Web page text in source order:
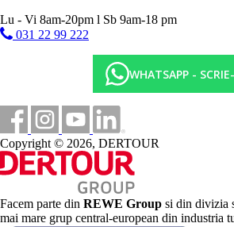
Nota
In Grecia, exista obligatia de a plati o
categoria hotelului. Taxa nu este inclusa
trebuie platita de catre client direct la
Amploarea si calitatea serviciilor si
afectate de introducerea oricaror masuri
Distanţe
100 m
Centrul orasului
100 m
Magazine
Lu - Vi 8am-20pm l Sb 9am-18 pm
031 22 99 222
WHATSAPP -
Copyright © 2026, DERTOUR
Facem parte din REWE Group si din divizia
mai mare grup central-european din industria